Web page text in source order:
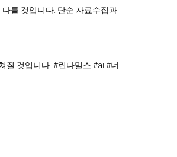
를 것입니다. 단순 자료수집과
질 것입니다. #린다밀스 #ai #너